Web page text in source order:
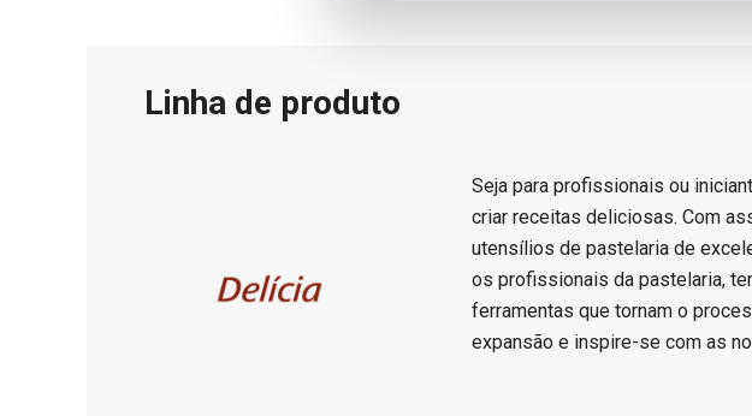
Linha de produto
Seja para profissionais ou
criar receitas deliciosas. Com
utensílios de pastelaria de
os profissionais da pastelaria,
ferramentas que tornam o
expansão e inspire-se com as